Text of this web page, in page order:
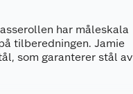
har måleskala
tilberedningen. Jamie
som garanterer stål av